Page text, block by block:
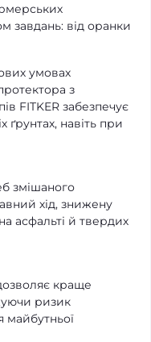
завдань: від оранки
умовах
з
FITKER забезпечує
ґрунтах, навіть при
змішаного
хід, знижену
асфальті й твердих
краще
ризик
майбутньої